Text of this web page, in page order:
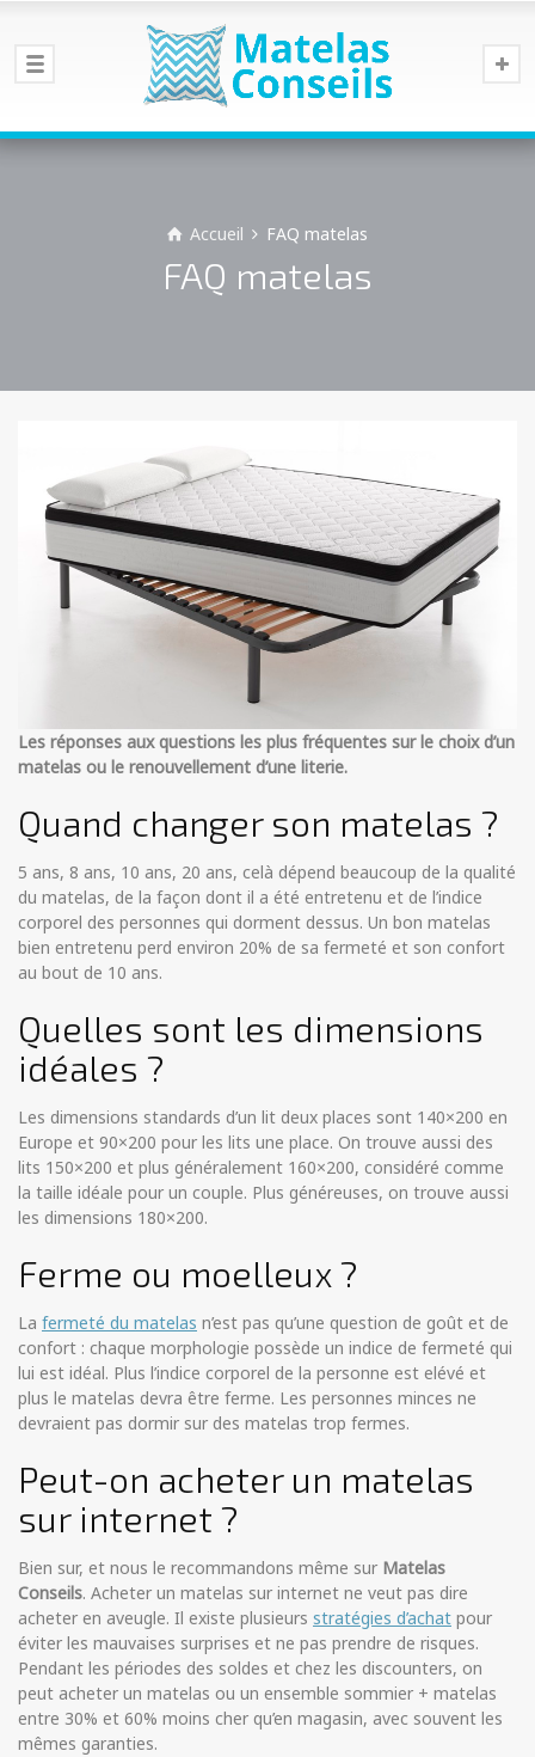
Accueil FAQ matelas
FAQ matelas
Les réponses aux questions les plus fréquentes sur le choix d’un
matelas ou le renouvellement d’une literie.
Quand changer son matelas ?
5 ans, 8 ans, 10 ans, 20 ans, celà dépend beaucoup de la qualité
du matelas, de la façon dont il a été entretenu et de l’indice
corporel des personnes qui dorment dessus. Un bon matelas
bien entretenu perd environ 20% de sa fermeté et son confort
au bout de 10 ans.
Quelles sont les dimensions
idéales ?
Les dimensions standards d’un lit deux places sont 140×200 en
Europe et 90×200 pour les lits une place. On trouve aussi des
lits 150×200 et plus généralement 160×200, considéré comme
la taille idéale pour un couple. Plus généreuses, on trouve aussi
les dimensions 180×200.
Ferme ou moelleux ?
La fermeté du matelas n’est pas qu’une question de goût et de
confort : chaque morphologie possède un indice de fermeté qui
lui est idéal. Plus l’indice corporel de la personne est elévé et
plus le matelas devra être ferme. Les personnes minces ne
devraient pas dormir sur des matelas trop fermes.
Peut-on acheter un matelas
sur internet ?
Bien sur, et nous le recommandons même sur Matelas
Conseils. Acheter un matelas sur internet ne veut pas dire
acheter en aveugle. Il existe plusieurs stratégies d’achat pour
éviter les mauvaises surprises et ne pas prendre de risques.
Pendant les périodes des soldes et chez les discounters, on
peut acheter un matelas ou un ensemble sommier + matelas
entre 30% et 60% moins cher qu’en magasin, avec souvent les
mêmes garanties.